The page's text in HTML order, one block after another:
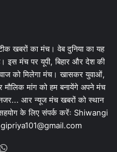
खबरों का मंच। वेब दुनिया का यह
मंच पर यूपी, बिहार और देश की
को मिलेगा मंच। खासकर युवाओं,
मांग को हम बनायेंगे अपने मंच
आर न्यूज मंच खबरों को स्थान
के लिए संपर्क करेंः Shiwangi
WhatsApp